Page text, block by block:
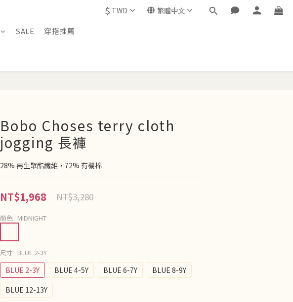
$ TWD 繁體中文
SALE 穿搭推薦
Bobo Choses terry cloth
jogging 長褲
28% 再生聚酯纖維，72% 有機棉
NT$1,968 NT$3,280
顏色 : MIDNIGHT
尺寸 : BLUE 2-3Y
BLUE 2-3Y BLUE 4-5Y BLUE 6-7Y
BLUE 8-9Y
BLUE 12-13Y